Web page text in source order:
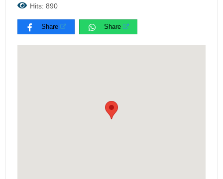
Hits: 890
Share Share